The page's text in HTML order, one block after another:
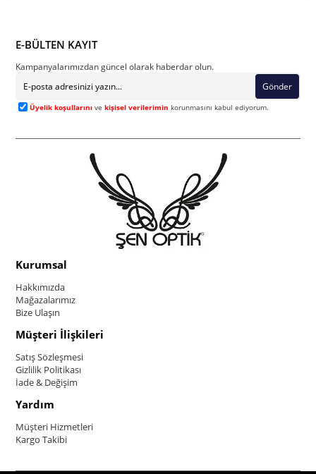
E-BÜLTEN KAYIT
Kampanyalarımızdan güncel olarak haberdar olun.
Gönder
Üyelik koşullarını vekişisel verilerimin korunmasını kabul ediyorum.
Kurumsal
Hakkımızda
Mağazalarımız
Bize Ulaşın
Müşteri İlişkileri
Satış Sözleşmesi
Gizlilik Politikası
İade & Değişim
Yardım
Müşteri Hizmetleri
Kargo Takibi